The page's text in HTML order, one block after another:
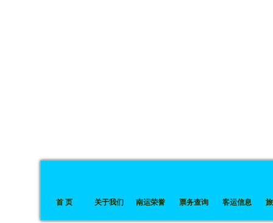
首 页 关于我们 南运荣誉 票务查询 客运信息